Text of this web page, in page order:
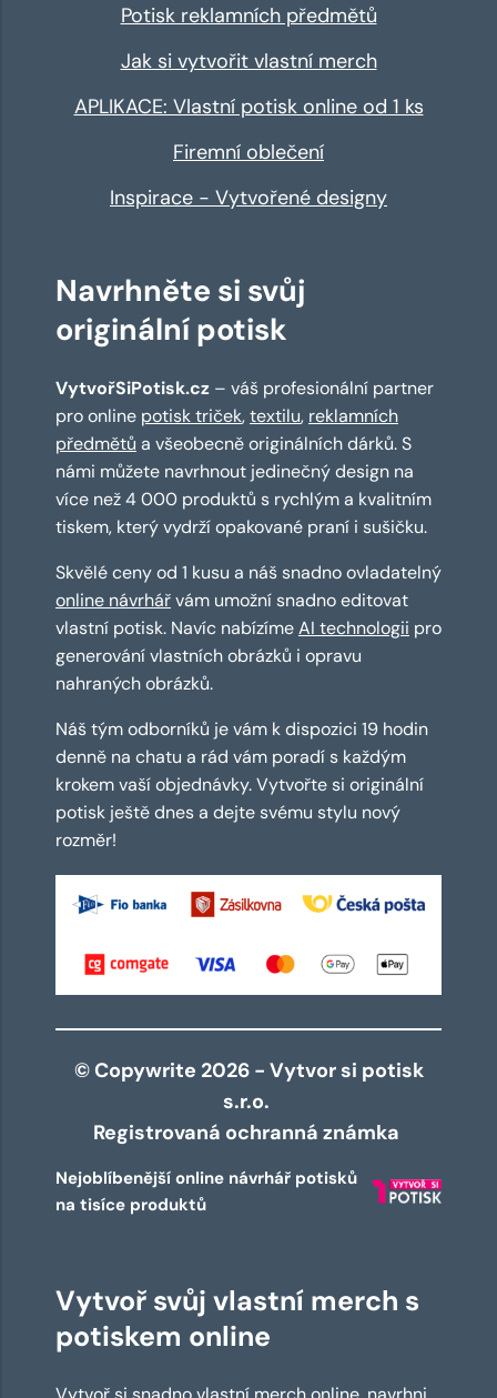
Potisk reklamních předmětů
Jak si vytvořit vlastní merch
APLIKACE: Vlastní potisk online od 1 ks
Firemní oblečení
Inspirace - Vytvořené designy
Navrhněte si svůj
originální potisk
VytvořSiPotisk.cz – váš profesionální partner
pro online potisk triček,textilu, reklamních
předmětů a všeobecně originálních dárků. S
námi můžete navrhnout jedinečný design na
více než 4 000 produktů s rychlým a kvalitním
tiskem, který vydrží opakované praní i sušičku.
Skvělé ceny od 1 kusu a náš snadno ovladatelný
online návrhářvám umožní snadno editovat
vlastní potisk. Navíc nabízímeAI technologii pro
generování vlastních obrázků i opravu
nahraných obrázků.
Náš tým odborníků je vám k dispozici 19 hodin
denně na chatu a rád vám poradí s každým
krokem vaší objednávky. Vytvořte si originální
potisk ještě dnes a dejte svému stylu nový
rozměr!
© Copywrite 2026 - Vytvor si potisk
s.r.o.
Registrovaná ochranná známka
Nejoblíbenější online návrhář potisků
na tisíce produktů
Vytvoř svůj vlastní merch s
potiskem online